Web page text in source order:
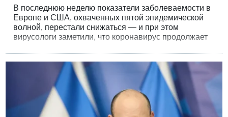
В последнюю неделю показатели заболеваемости в
Европе и США, охваченных пятой эпидемической
волной, перестали снижаться — и при этом
вирусологи заметили, что коронавирус продолжает
территорию быстро завоевывает новый подвид
штамма Омикрон.